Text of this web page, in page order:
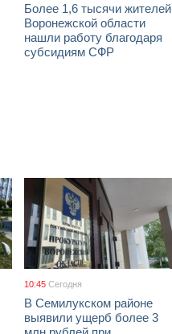
Более 1,6 тысячи жителей
Воронежской области
нашли работу благодаря
субсидиям СФР
10:45 Сегодня
В Семилукском районе
выявили ущерб более 3